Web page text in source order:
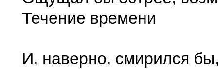
Течение времени
И, наверно, смирился